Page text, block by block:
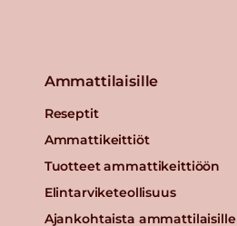
Ammattilaisille
Reseptit
Ammattikeittiöt
Tuotteet ammattikeittiöön
Elintarviketeollisuus
Ajankohtaista ammattilaisille